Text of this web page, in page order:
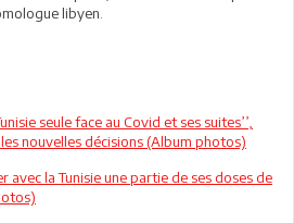
libyen.
seule face au Covid et ses suites’’,
nouvelles décisions (Album photos)
avec la Tunisie une partie de ses doses de